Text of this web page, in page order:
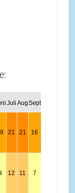
Juli AugSept
21 21 16
12 11 7